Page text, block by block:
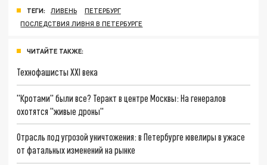
ТЕГИ: ЛИВЕНЬ
ПЕТЕРБУРГ
ПОСЛЕДСТВИЯ ЛИВНЯ В ПЕТЕРБУРГЕ
ЧИТАЙТЕ ТАКЖЕ:
Технофашисты XXI века
"Кротами" были все? Теракт в центре Москвы: На генералов
охотятся "живые дроны"
Отрасль под угрозой уничтожения: в Петербурге ювелиры в ужасе
от фатальных изменений на рынке